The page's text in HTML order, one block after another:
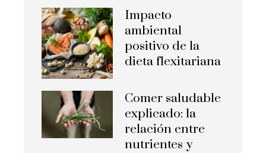
Impacto
ambiental
positivo de la
dieta flexitariana
Comer saludable
explicado: la
relación entre
nutrientes y